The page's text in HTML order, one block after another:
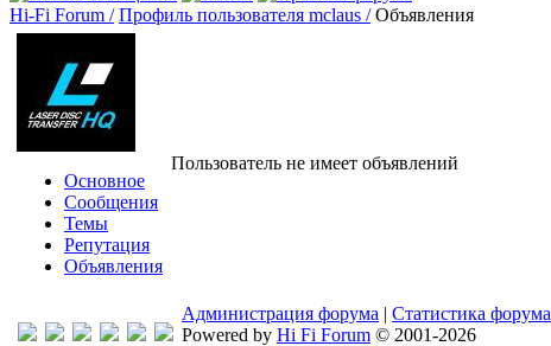
Hi-Fi Forum / Профиль пользователя mclaus / Объявления
Основное
Сообщения
Темы
Репутация
Объявления
Пользователь не имеет объявлений
Администрация форума | Статистика форума
Powered by Hi Fi Forum © 2001-2026